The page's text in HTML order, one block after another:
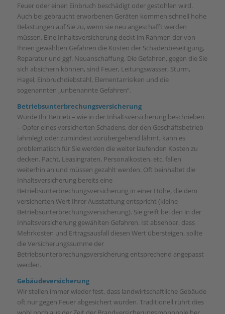
Feuer oder einen Einbruch beschädigt oder gestohlen wird.
Auch bei gebraucht erworbenen Geräten kommen schnell hohe
Belastungen auf Sie zu, wenn sie neu angeschafft werden
müssen. Eine Inhaltsversicherung deckt im Rahmen der von
Ihnen gewählten Gefahren die Kosten der Schadenbeseitigung,
Reparatur und ggf. Neuanschaffung. Die Gefahren, gegen die Sie
sich absichern können, sind Feuer, Leitungswasser, Sturm,
Hagel, Einbruchdiebstahl, Elementarrisiken und die
sogenannten „unbenannte Gefahren“.
Betriebsunterbrechungsversicherung
Wurde Ihr Betrieb – wie in der Inhaltsversicherung beschrieben
– Opfer eines versicherten Schadens, der den Geschäftsbetrieb
lahmlegt oder zumindest vorübergehend lähmt, kann es
problematisch für Sie werden die weiter laufenden Kosten zu
decken. Pacht, Leasingraten, Personalkosten, etc. fallen
weiterhin an und müssen gezahlt werden. Oft beinhaltet die
Inhaltsversicherung bereits eine
Betriebsunterbrechungsversicherung in einer Höhe, die dem
versicherten Wert Ihrer Ausstattung entspricht (kleine
Betriebsunterbrechungsversicherung). Sie greift bei den in der
Inhaltsversicherung gewählten Gefahren. Ist absehbar, dass
Mehrkosten und Ertragsausfall diesen Wert übersteigen, sollte
die Versicherungssumme der
Betriebsunterbrechungsversicherung entsprechend angepasst
werden.
Gebäudeversicherung
Wir stellen immer wieder fest, dass landwirtschaftliche Gebäude
oft nur gegen Feuer abgesichert wurden. Traditionell rührt dies